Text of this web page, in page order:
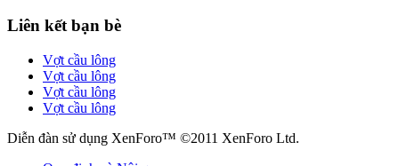
Liên kết bạn bè
Vợt cầu lông
Vợt cầu lông
Vợt cầu lông
Vợt cầu lông
Diễn đàn sử dụng XenForo™ ©2011 XenForo Ltd.